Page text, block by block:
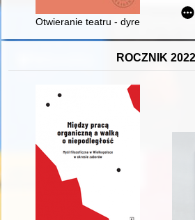
Otwieranie teatru - dyrekcja
ROCZNIK 2022